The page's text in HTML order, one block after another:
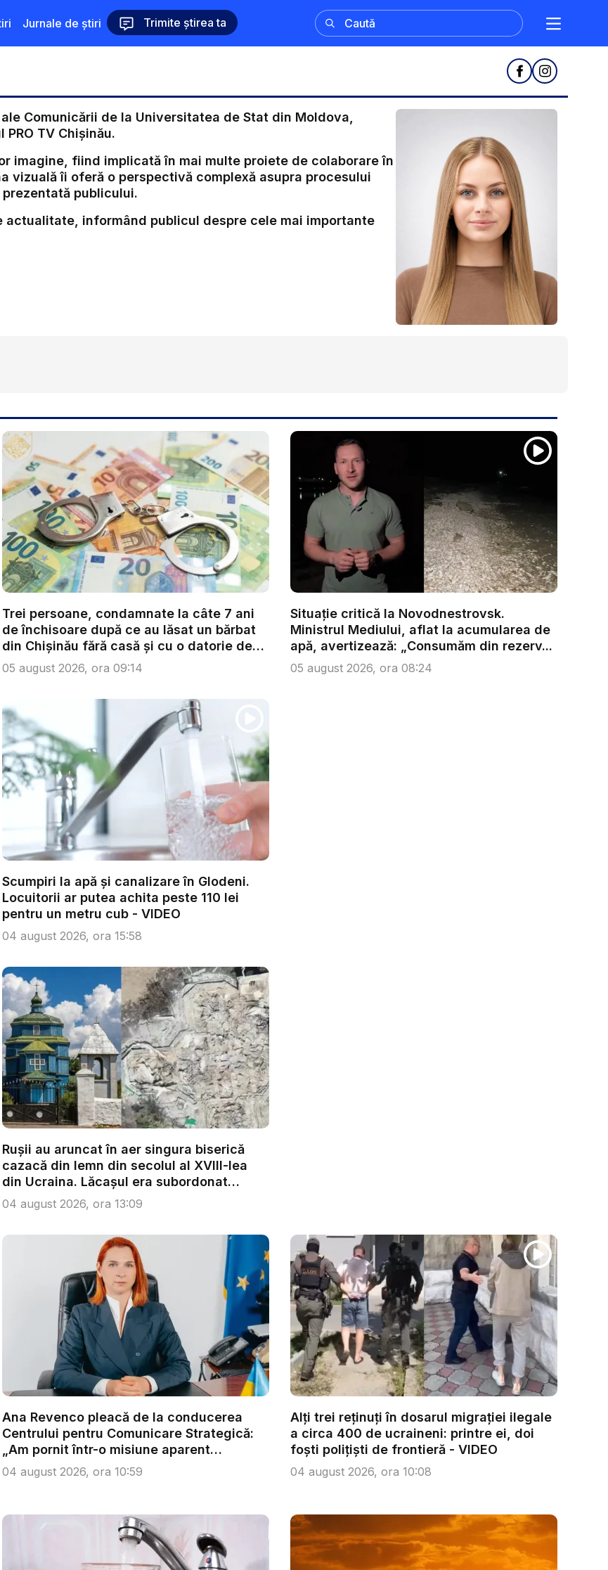
Jurnale de știri Trimite știrea ta
Comunicării de la Universitatea de Stat din Moldova,
TV Chișinău.
imagine, fiind implicată în mai multe proiete de colaborare în
vizuală îi oferă o perspectivă complexă asupra procesului
publicului.
informând publicul despre cele mai importante
Trei persoane, condamnate la câte 7 ani
de închisoare după ce au lăsat un bărbat
din Chișinău fără casă și cu o datorie de
p...
05 august 2026, ora 09:14
Situație critică la Novodnestrovsk.
Ministrul Mediului, aflat la acumularea de
apă, avertizează: „Consumăm din rezerv...
05 august 2026, ora 08:24
Scumpiri la apă și canalizare în Glodeni.
Locuitorii ar putea achita peste 110 lei
pentru un metru cub - VIDEO
04 august 2026, ora 15:58
Rușii au aruncat în aer singura biserică
cazacă din lemn din secolul al XVIII-lea
din Ucraina. Lăcașul era subordonat
Patri...
04 august 2026, ora 13:09
Ana Revenco pleacă de la conducerea
Centrului pentru Comunicare Strategică:
„Am pornit într-o misiune aparent
imposib...
04 august 2026, ora 10:59
Alți trei reținuți în dosarul migrației ilegale
a circa 400 de ucraineni: printre ei, doi
foști polițiști de frontieră - VIDEO
04 august 2026, ora 10:08